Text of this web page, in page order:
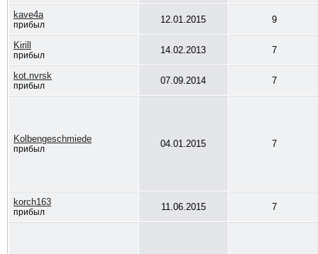
kave4a
прибыл 12.01.2015 9
Kirill
прибыл 14.02.2013 7
kot.nvrsk
прибыл 07.09.2014 7
Kolbengeschmiede
прибыл 04.01.2015 7
korch163
прибыл 11.06.2015 7